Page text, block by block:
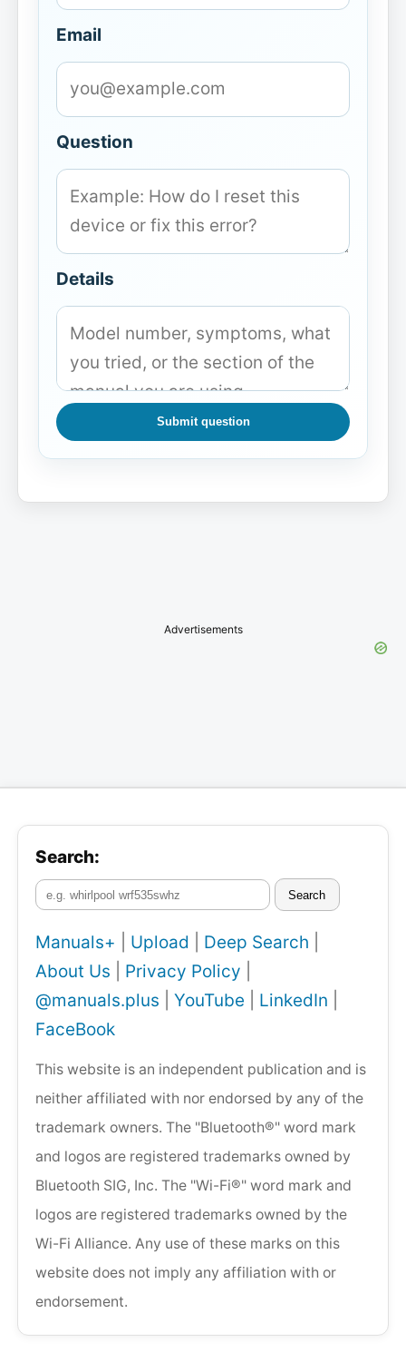
Email
Question
Details
Submit question
Advertisements
Search:
Search
Manuals+ Upload Deep Search
About Us
Privacy Policy
@manuals.plus
YouTube LinkedIn
FaceBook
This website is an independent publication and is
neither affiliated with nor endorsed by any of the
trademark owners. The "Bluetooth®" word mark
and logos are registered trademarks owned by
Bluetooth SIG, Inc. The "Wi-Fi®" word mark and
logos are registered trademarks owned by the
Wi-Fi Alliance. Any use of these marks on this
website does not imply any affiliation with or
endorsement.